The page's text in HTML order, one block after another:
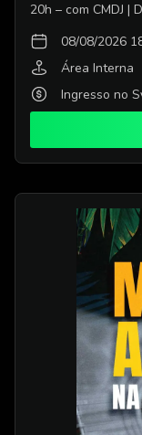
20h – com CMDJ |
08/08/2026
Área Interna
Ingresso no